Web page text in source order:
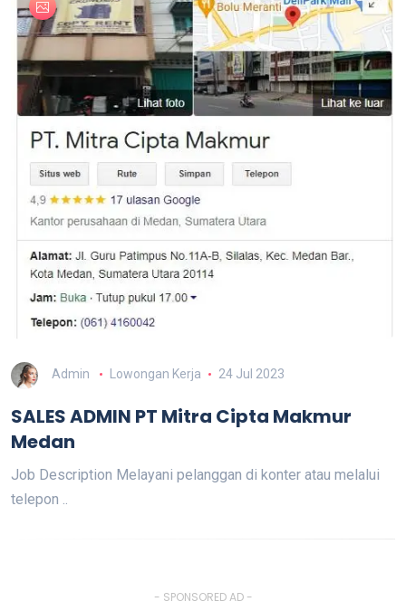
Admin Lowongan Kerja 24 Jul 2023
SALES ADMIN PT Mitra Cipta Makmur
Medan
Job Description Melayani pelanggan di konter atau melalui
telepon ..
- SPONSORED AD -